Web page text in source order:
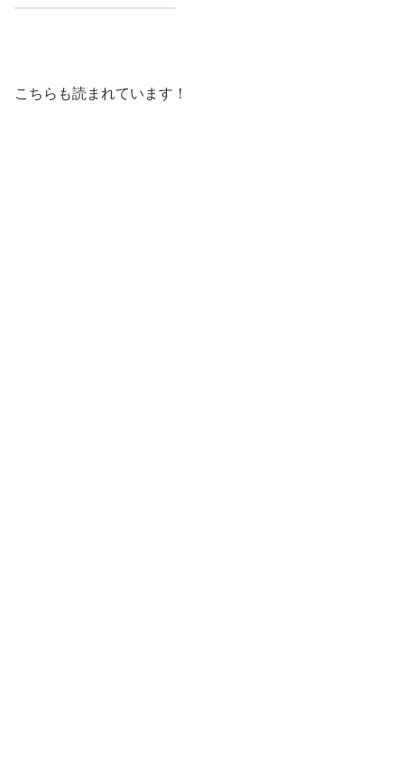
こちらも読まれています！